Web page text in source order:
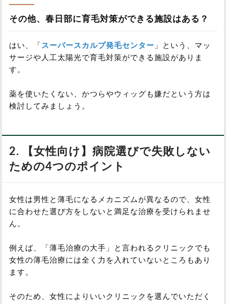
その他、春日部に育毛対策ができる施設はある？
はい、「 スーパースカルプ発毛センター 」という、マッ
サージや人工太陽光で育毛対策ができる施設がありま
す。
薬を使いたくない、かつらやウィッグも嫌だという方は
検討してみましょう。
2. 【女性向け】病院選びで失敗しない
ための4つのポイント
女性は男性と薄毛になるメカニズムが異なるので、女性
に合わせた選び方をしないと満足な治療を受けられませ
ん。
例えば、「薄毛治療の大手」と言われるクリニックでも
女性の薄毛治療には全く力を入れていないところもあり
ます。
そのため、女性によりいいクリニックを選んでいただく